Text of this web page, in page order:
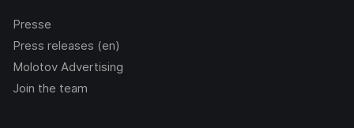
Presse
Press releases (en)
Molotov Advertising
Join the team